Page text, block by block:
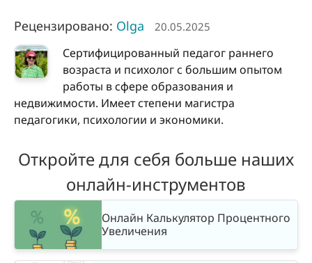
Рецензировано: Olga 20.05.2025
Сертифицированный педагог раннего
возраста и психолог с большим опытом
работы в сфере образования и
недвижимости. Имеет степени магистра
педагогики, психологии и экономики.
Откройте для себя больше наших
онлайн-инструментов
Онлайн Калькулятор Процентного
Увеличения